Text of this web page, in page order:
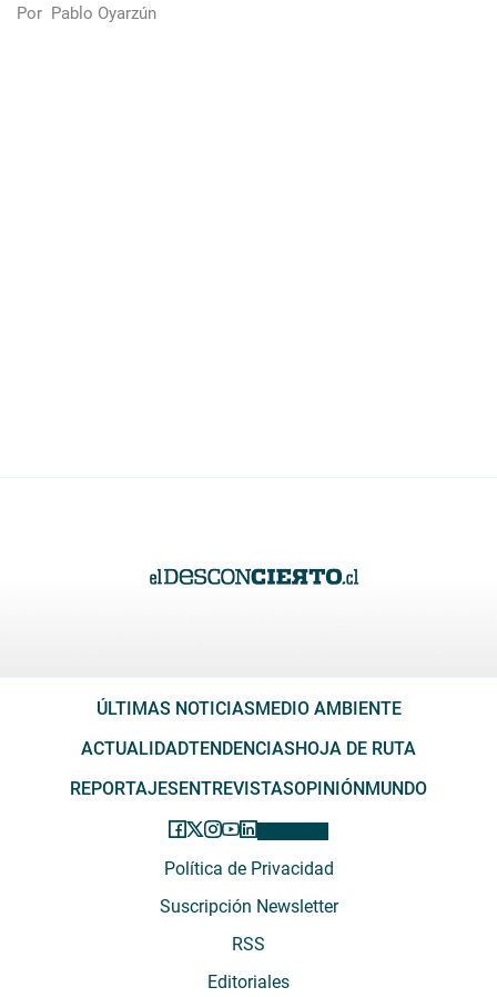
Por Pablo Oyarzún
ÚLTIMAS NOTICIASMEDIO AMBIENTE
ACTUALIDADTENDENCIASHOJA DE RUTA
REPORTAJESENTREVISTASOPINIÓNMUNDO
Política de Privacidad
Suscripción Newsletter
RSS
Editoriales